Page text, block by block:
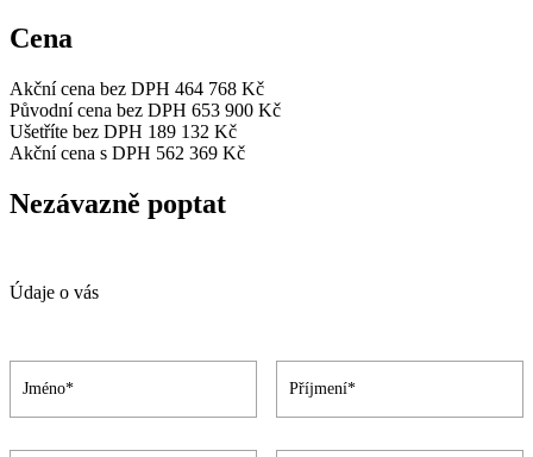
Cena
Akční cena bez DPH 464 768 Kč
Původní cena bez DPH 653 900 Kč
Ušetříte bez DPH 189 132 Kč
Akční cena s DPH 562 369 Kč
Nezávazně poptat
Údaje o vás